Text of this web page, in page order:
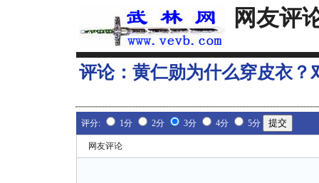
网友评
评论： 黄仁勋为什么穿皮衣？
评分: 1分 2分 3分 4分 5分
网友评论